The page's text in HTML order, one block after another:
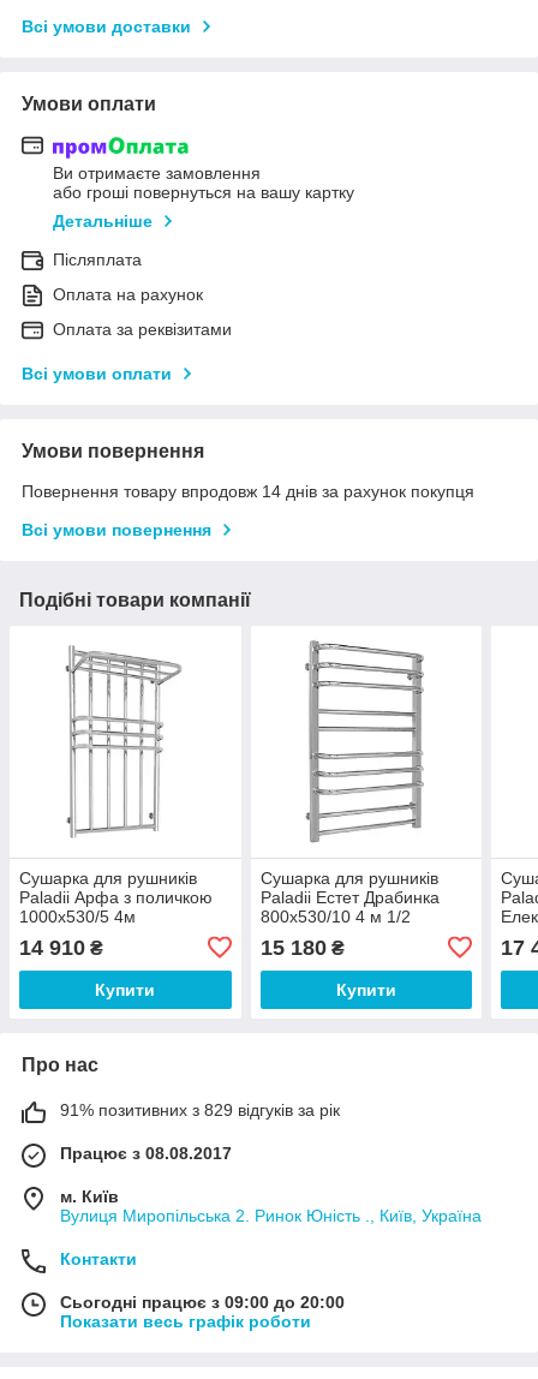
Всі умови доставки
Умови оплати
Ви отримаєте замовлення
або гроші повернуться на вашу картку
Детальніше
Післяплата
Оплата на рахунок
Оплата за реквізитами
Всі умови оплати
Умови повернення
Повернення товару впродовж 14 днів за рахунок покупця
Всі умови повернення
Подібні товари компанії
Сушарка для рушників
Paladii Арфа з поличкою
1000х530/5 4м
14 910 ₴
Купити
Сушарка для рушників
Paladii Естет Драбинка
800х530/10 4 м 1/2
15 180₴
Купити
17
Про нас
91% позитивних з 829 відгуків за рік
Працює з 08.08.2017
м. Київ
Вулиця Миропільська 2. Ринок Юність ., Київ, Україна
Контакти
Сьогодні працює з 09:00 до 20:00
Показати весь графік роботи